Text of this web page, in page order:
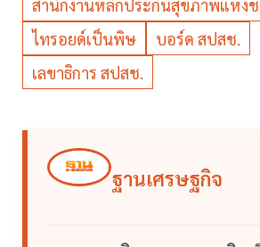
สำนักงานหลักประกันสุขภาพแห่ง
ไทรอยด์เป็นพิษ
บอร์ด สปสช.
เลขาธิการ สปสช.
ฐานเศรษฐกิจ